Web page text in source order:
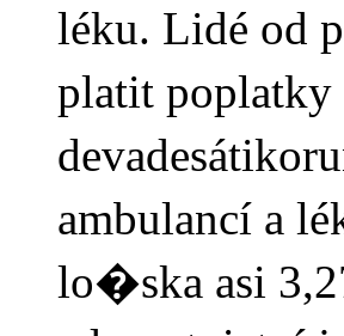
léku. Lidé od
platit
ambulancí a
lo�ska asi